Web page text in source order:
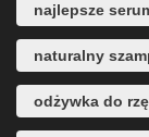
najlepsze
naturalny
odżywka do